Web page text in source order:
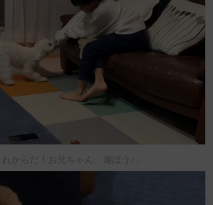
れからだ！お兄ちゃん、遊ぼう♪」